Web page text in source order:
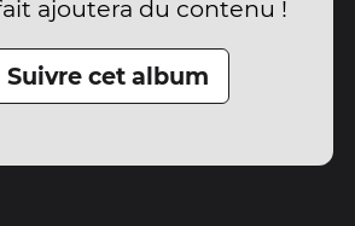
ajoutera du contenu !
Suivre cet album